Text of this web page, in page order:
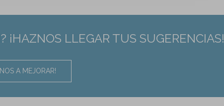
¡HAZNOS LLEGAR TUS SUGERENCIAS!
A MEJORAR!